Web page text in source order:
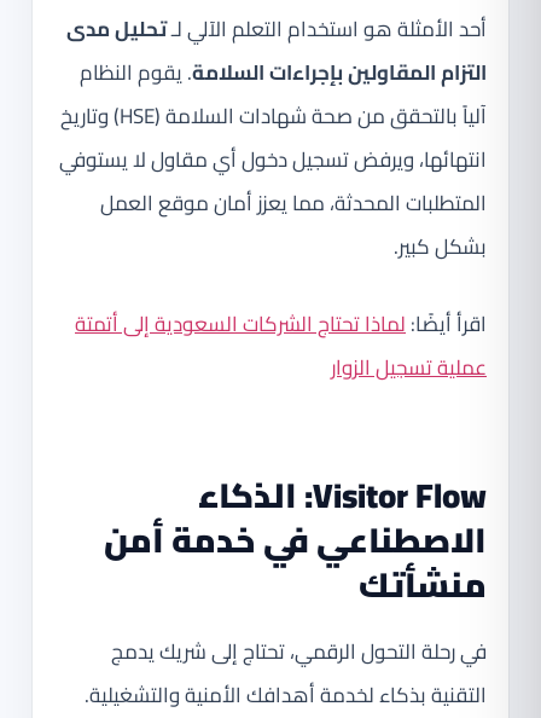
أحد الأمثلة هو استخدام التعلم الآلي لـتحليل مدى
التزام المقاولين بإجراءات السلامة. يقوم النظام
آلياً بالتحقق من صحة شهادات السلامة (HSE) وتاريخ
انتهائها، ويرفض تسجيل دخول أي مقاول لا يستوفي
المتطلبات المحدثة، مما يعزز أمان موقع العمل
بشكل كبير.
اقرأ أيضًا:لماذا تحتاج الشركات السعودية إلى أتمتة
عملية تسجيل الزوار
Visitor Flow: الذكاء
الاصطناعي في خدمة أمن
منشأتك
في رحلة التحول الرقمي، تحتاج إلى شريك يدمج
التقنية بذكاء لخدمة أهدافك الأمنية والتشغيلية.